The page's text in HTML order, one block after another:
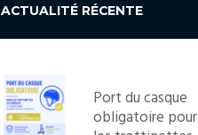
ACTUALITÉ RÉCENTE
Port du casque
obligatoire pour